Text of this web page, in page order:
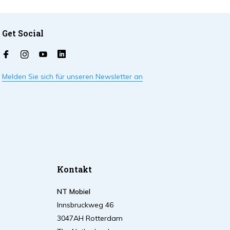
Get Social
Melden Sie sich für unseren Newsletter an
Kontakt
NT Mobiel
Innsbruckweg 46
3047AH Rotterdam